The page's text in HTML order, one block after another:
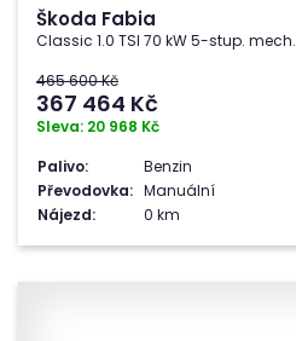
Škoda Fabia
Classic 1.0 TSI 70 kW 5-stup. mech.
465 600 Kč
367 464 Kč
Sleva: 20 968 Kč
Palivo:
Benzin
Převodovka: Manuální
Nájezd:
0 km